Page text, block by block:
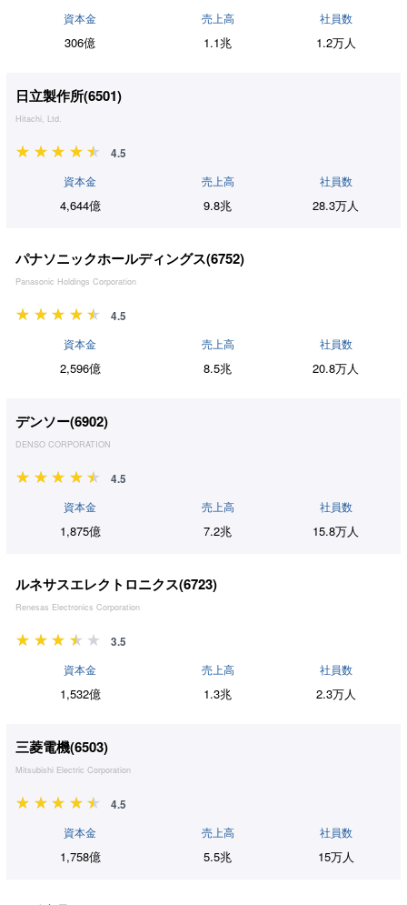
資本金
306億
売上高
1.1兆
社員数
1.2万人
日立製作所(6501)
Hitachi, Ltd.
4.5
資本金
4,644億
売上高
9.8兆
社員数
28.3万人
パナソニックホールディングス(6752)
Panasonic Holdings Corporation
4.5
資本金
2,596億
売上高
8.5兆
社員数
20.8万人
デンソー(6902)
DENSO CORPORATION
4.5
資本金
1,875億
売上高
7.2兆
社員数
15.8万人
ルネサスエレクトロニクス(6723)
Renesas Electronics Corporation
3.5
資本金
1,532億
売上高
1.3兆
社員数
2.3万人
三菱電機(6503)
Mitsubishi Electric Corporation
4.5
資本金
1,758億
売上高
5.5兆
社員数
15万人